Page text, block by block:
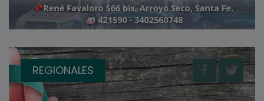
REGIONALES